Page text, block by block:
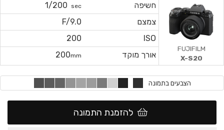
חשיפה sec
1/200
צמצם
F/9.0
ISO
200
אורך מוקד
200mm
FUJIFILM
X-S20
הצבעים בתמונה
להזמנת התמונה